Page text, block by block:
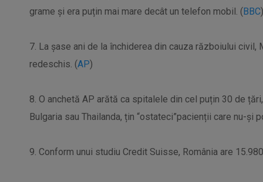
grame și era puțin mai mare decât un telefon mobil. (BBC)
7. La șase ani de la închiderea din cauza războiului civil,
redeschis. (AP)
8. O anchetă AP arătă ca spitalele din cel puțin 30 de
Bulgaria sau Thailanda, țin “ostateci”pacienții care nu-și
9. Conform unui studiu Credit Suisse, România are